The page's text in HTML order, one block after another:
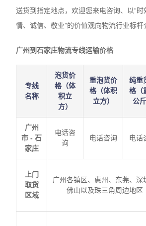
送货到指定地点，欢迎您来电咨询、以“
情、诚信、敬业”的价值观向物流行业标杆
广州到石家庄物流专线运输价格
专线
名称
泡货价
格（体
积立
方）
重泡货价
格（体积
立方）
纯重
格（
公斤
广州
市 - 石
家庄
电话咨
询
电话咨询 电话
上门
取货
区域
广州各镇区、惠州、东莞、深
佛山以及珠三角周边地区